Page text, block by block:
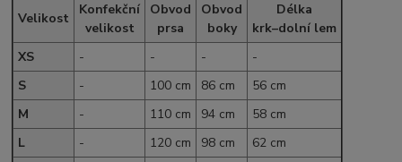
Velikost
Konfekční
velikost
Obvod
prsa
Obvod
boky
Délka
krk–dolní lem
XS
- - -
-
S
- 100 cm 86 cm
56 cm
M
- 110 cm 94 cm
58 cm
L
- 120 cm 98 cm
62 cm